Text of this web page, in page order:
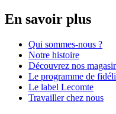
En savoir plus
Qui sommes-nous ?
Notre histoire
Découvrez nos
Le programme de
Le label Lecomte
Travailler chez nous